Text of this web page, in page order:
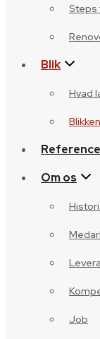
Steps
Blik
Hvad
Om os
Job